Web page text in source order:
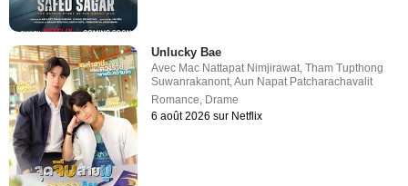
Unlucky Bae
Avec Mac Nattapat Nimjirawat,Tham Tupthong
Suwanrakanont,Aun Napat Patcharachavalit
Romance, Drame
6 août 2026 sur Netflix